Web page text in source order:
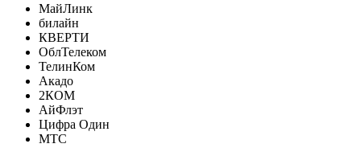
МайЛинк
билайн
КВЕРТИ
ОблТелеком
ТелинКом
Акадо
2КОМ
АйФлэт
Цифра Один
МТС